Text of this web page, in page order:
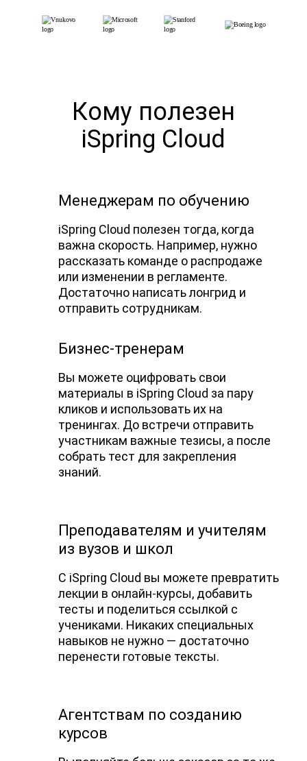
Кому полезен
iSpring Cloud
Менеджерам по обучению
iSpring Cloud полезен тогда, когда
важна скорость. Например, нужно
рассказать команде о распродаже
или изменении в регламенте.
Достаточно написать лонгрид и
отправить сотрудникам.
Бизнес-тренерам
Вы можете оцифровать свои
материалы в iSpring Cloud за пару
кликов и использовать их на
тренингах. До встречи отправить
участникам важные тезисы, а после
собрать тест для закрепления
знаний.
Преподавателям и учителям
из вузов и школ
С iSpring Cloud вы можете превратить
лекции в онлайн-курсы, добавить
тесты и поделиться ссылкой с
учениками. Никаких специальных
навыков не нужно — достаточно
перенести готовые тексты.
Агентствам по созданию
курсов